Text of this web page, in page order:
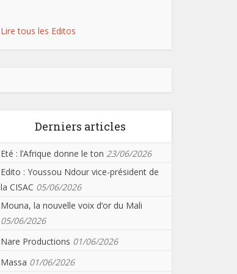
Lire tous les Editos
Derniers articles
Eté : l’Afrique donne le ton 23/06/2026
Edito : Youssou Ndour vice-président de
la CISAC 05/06/2026
Mouna, la nouvelle voix d’or du Mali
05/06/2026
Nare Productions 01/06/2026
Massa 01/06/2026